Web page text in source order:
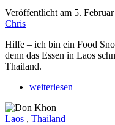
Veröffentlicht am 5.
Chris
Hilfe – ich bin ein Food
denn das Essen in Laos
Thailand.
weiterlesen
Laos , Thailand